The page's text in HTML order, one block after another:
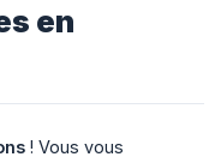
en
! Vous vous